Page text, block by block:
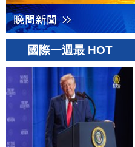
國際一週最 HOT